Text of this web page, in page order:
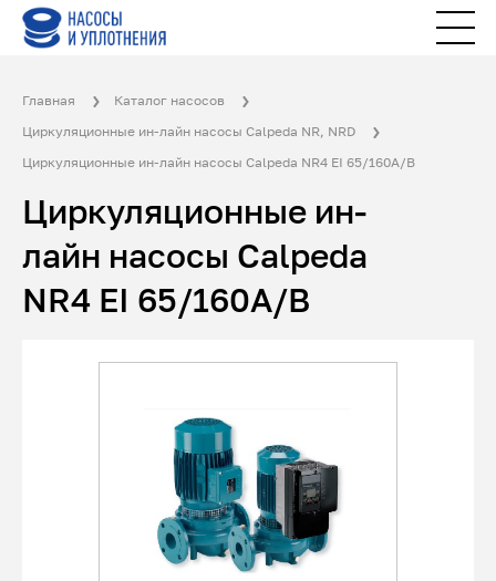
Главная
Каталог насосов
Циркуляционные ин-лайн насосы Calpeda NR, NRD
Циркуляционные ин-лайн насосы Calpeda NR4 EI 65/160A/B
Циркуляционные ин-
лайн насосы Calpeda
NR4 EI 65/160A/B